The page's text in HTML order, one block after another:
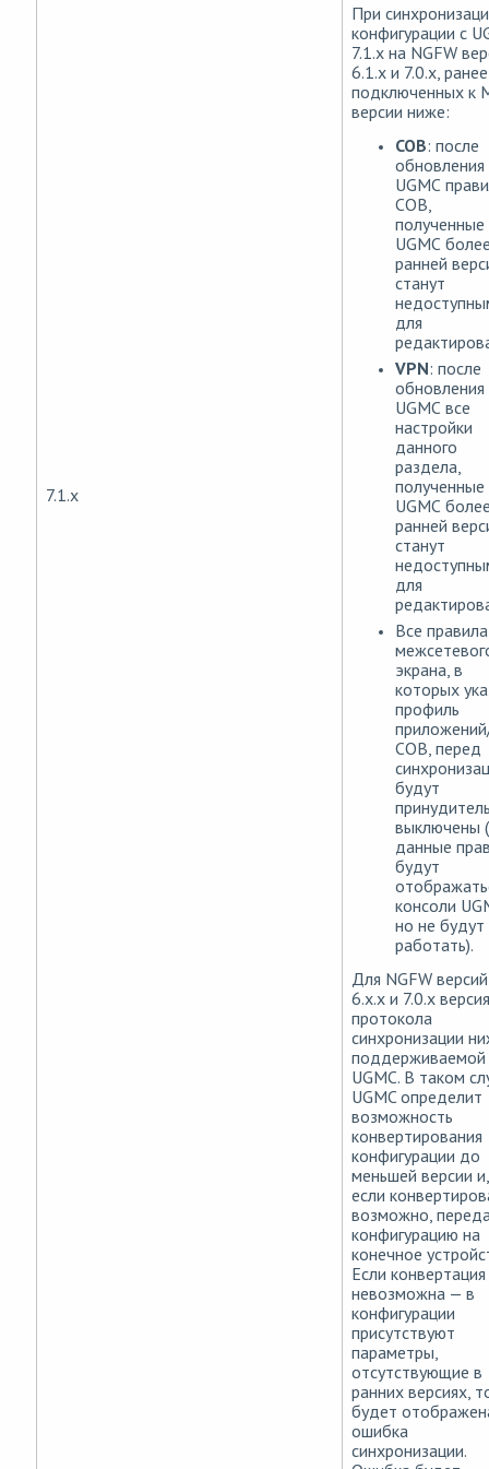
7.1.x
При
конфигурации с
7.1.x на NGFW
6.1.x и 7.0.x, ранее
подключенных к
версии ниже:
СОВ: после
обновления
UGМС
СОВ,
полученные
UGМС
ранней
станут
для
VPN: после
обновления
UGМС все
настройки
данного
раздела,
полученные
UGМС
ранней
станут
для
Все правила
экрана, в
которых
профиль
СОВ, перед
будут
выключены
данные
будут
консоли
но не будут
работать).
Для NGFW версий
6.x.x и 7.0.x версия
протокола
синхронизации
поддерживаемой
UGMC. В таком
UGMC определит
возможность
конвертирования
конфигурации до
меньшей версии и,
если
возможно,
конфигурацию на
конечное
Если конвертация
невозможна — в
конфигурации
присутствуют
параметры,
отсутствующие в
ранних версиях,
будет
ошибка
синхронизации.